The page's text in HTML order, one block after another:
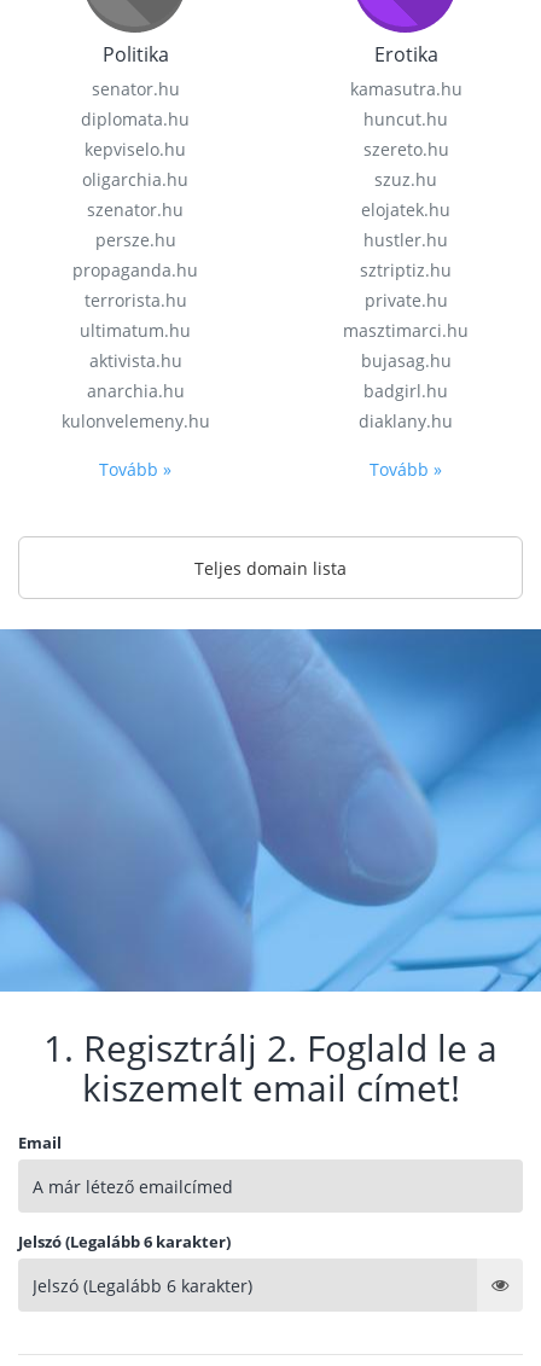
Politika
senator.hu
diplomata.hu
kepviselo.hu
oligarchia.hu
szenator.hu
persze.hu
propaganda.hu
terrorista.hu
ultimatum.hu
aktivista.hu
anarchia.hu
kulonvelemeny.hu
Tovább »
Erotika
kamasutra.hu
huncut.hu
szereto.hu
szuz.hu
elojatek.hu
hustler.hu
sztriptiz.hu
private.hu
masztimarci.hu
bujasag.hu
badgirl.hu
diaklany.hu
Tovább »
Teljes domain lista
1. Regisztrálj 2. Foglald le a
kiszemelt email címet!
Email
Jelszó (Legalább 6 karakter)